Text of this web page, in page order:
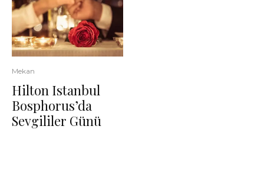
Mekan
Hilton Istanbul
Bosphorus’da
Sevgililer Günü